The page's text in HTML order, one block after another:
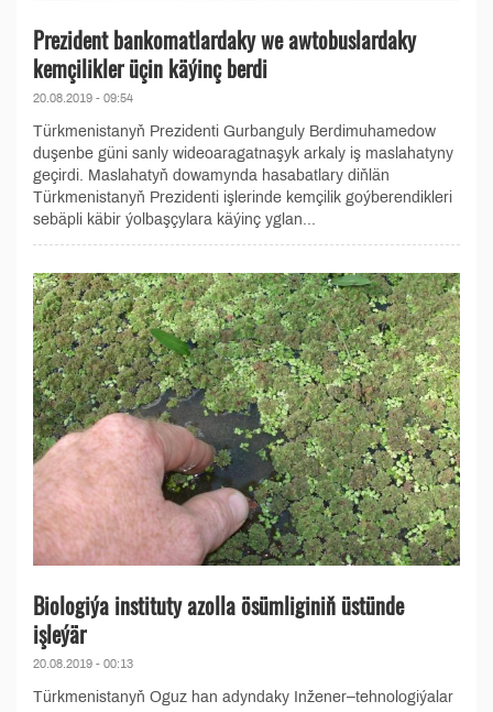
Prezident bankomatlardaky we awtobuslardaky
kemçilikler üçin käýinç berdi
20.08.2019 - 09:54
Türkmenistanyň Prezidenti Gurbanguly Berdimuhamedow
duşenbe güni sanly wideoaragatnaşyk arkaly iş maslahatyny
geçirdi. Maslahatyň dowamynda hasabatlary diňlän
Türkmenistanyň Prezidenti işlerinde kemçilik goýberendikleri
sebäpli käbir ýolbaşçylara käýinç yglan...
Biologiýa instituty azolla ösümliginiň üstünde
işleýär
20.08.2019 - 00:13
Türkmenistanyň Oguz han adyndaky Inžener–tehnologiýalar